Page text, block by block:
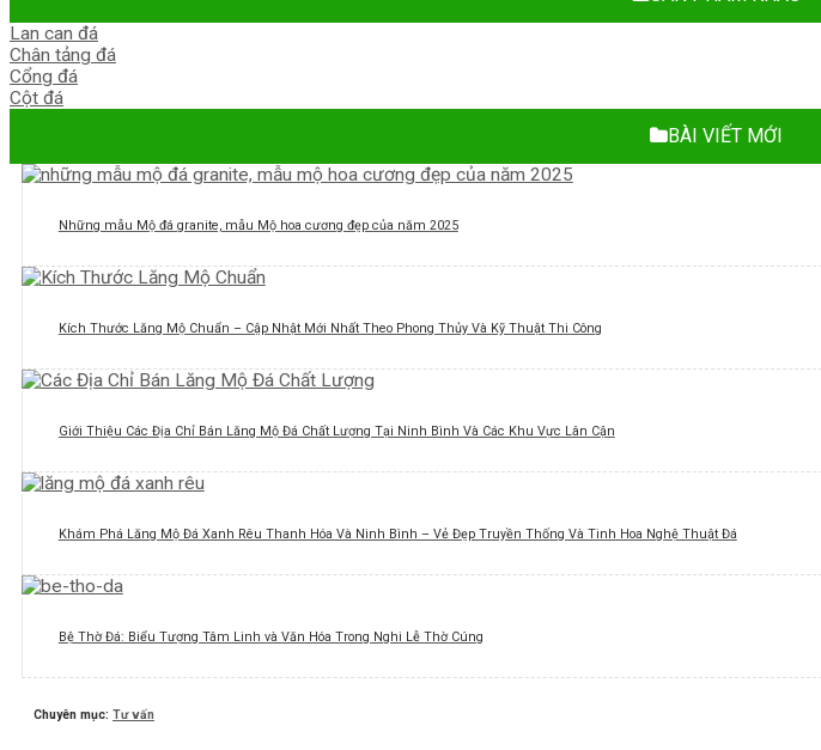
Lan can đá
Chân tảng đá
Cổng đá
Cột đá
BÀI VIẾT MỚI
Những mẫu Mộ đá granite, mẫu Mộ hoa cương đẹp của năm 2025
Kích Thước Lăng Mộ Chuẩn – Cập Nhật Mới Nhất Theo Phong Thủy Và Kỹ Thuật Thi Công
Giới Thiệu Các Địa Chỉ Bán Lăng Mộ Đá Chất Lượng Tại Ninh Bình Và Các Khu Vực Lân Cận
Khám Phá Lăng Mộ Đá Xanh Rêu Thanh Hóa Và Ninh Bình – Vẻ Đẹp Truyền Thống Và Tinh Hoa Nghệ Thuật Đá
Bệ Thờ Đá: Biểu Tượng Tâm Linh và Văn Hóa Trong Nghi Lễ Thờ Cúng
Chuyên mục: Tư vấn